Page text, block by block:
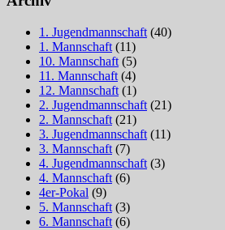
1. Jugendmannschaft (40)
1. Mannschaft (11)
10. Mannschaft (5)
11. Mannschaft (4)
12. Mannschaft (1)
2. Jugendmannschaft (21)
2. Mannschaft (21)
3. Jugendmannschaft (11)
3. Mannschaft (7)
4. Jugendmannschaft (3)
4. Mannschaft (6)
4er-Pokal (9)
5. Mannschaft (3)
6. Mannschaft (6)